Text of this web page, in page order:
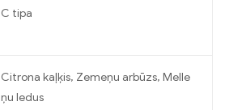
C tipa
Citrona kaļķis, Zemeņu arbūzs, Melle
ņu ledus